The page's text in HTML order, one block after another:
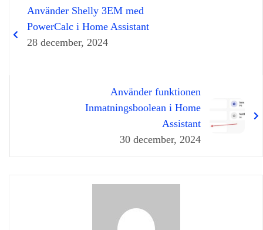
Använder Shelly 3EM med
PowerCalc i Home Assistant
28 december, 2024
Använder funktionen
Inmatningsboolean i Home
Assistant
30 december, 2024